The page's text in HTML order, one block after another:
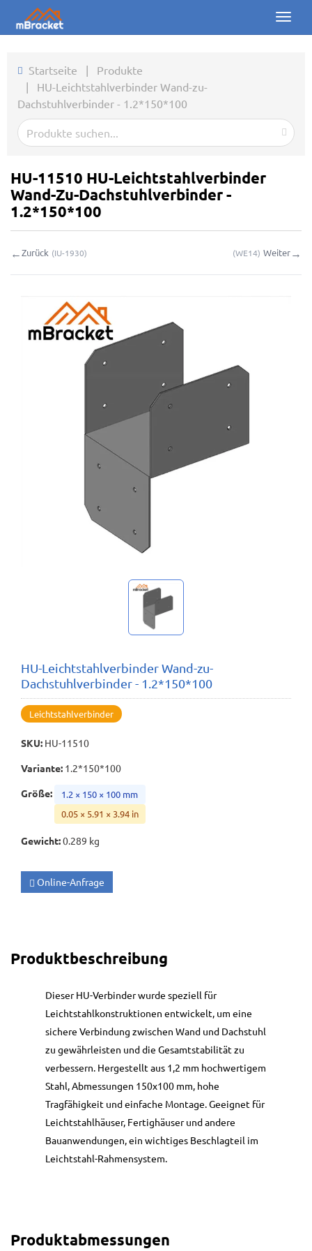
Toggle
Produkte
Über uns
Downloads
Meine Anfragen
▼
Startseite | Produkte
| HU-Leichtstahlverbinder Wand-zu-
Dachstuhlverbinder - 1.2*150*100
HU-11510 HU-Leichtstahlverbinder
Wand-Zu-Dachstuhlverbinder -
1.2*150*100
←Zurück (IU-1930) (WE14) Weiter→
HU-Leichtstahlverbinder Wand-zu-
Dachstuhlverbinder - 1.2*150*100
Leichtstahlverbinder
SKU: HU-11510
Variante: 1.2*150*100
Größe:
1.2 × 150 × 100 mm
0.05 × 5.91 × 3.94 in
Gewicht:0.289 kg
Online-Anfrage
Produktbeschreibung
Dieser HU-Verbinder wurde speziell für
Leichtstahlkonstruktionen entwickelt, um eine
sichere Verbindung zwischen Wand und Dachstuhl
zu gewährleisten und die Gesamtstabilität zu
verbessern. Hergestellt aus 1,2 mm hochwertigem
Stahl, Abmessungen 150x100 mm, hohe
Tragfähigkeit und einfache Montage. Geeignet für
Leichtstahlhäuser, Fertighäuser und andere
Bauanwendungen, ein wichtiges Beschlagteil im
Leichtstahl-Rahmensystem.
Produktabmessungen